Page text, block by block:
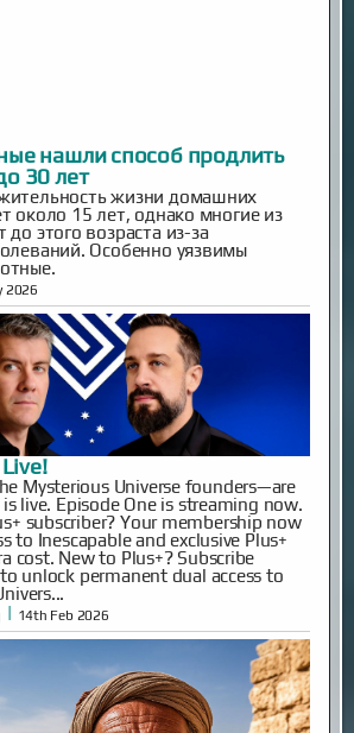
нашли способ продлить
30 лет
жизни домашних
около 15 лет, однако многие из
этого возраста из-за
Особенно уязвимы
2026
Mysterious Universe founders—are
is live. Episode One is streaming now.
subscriber? Your membership now
to Inescapable and exclusive Plus+
cost. New to Plus+? Subscribe
unlock permanent dual access to
| 14th Feb 2026